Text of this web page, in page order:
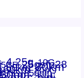
4.25g 10G
25gsfp28
60km 80km
200G
800G 850nm